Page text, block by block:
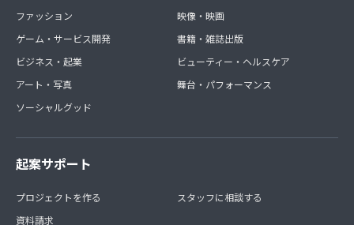
ファッション
ゲーム・サービス開発
ビジネス・起業
アート・写真
ソーシャルグッド
映像・映画
書籍・雑誌出版
ビューティー・ヘルスケア
舞台・パフォーマンス
起案サポート
プロジェクトを作る
資料請求
スタッフに相談する